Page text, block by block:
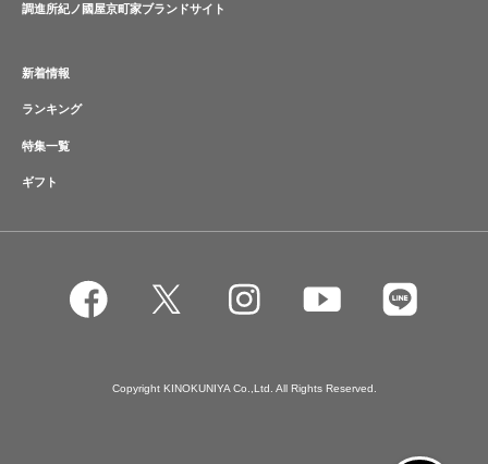
調進所紀ノ國屋京町家ブランドサイト
新着情報
ランキング
特集一覧
ギフト
Copyright KINOKUNIYA Co.,Ltd. All Rights Reserved.